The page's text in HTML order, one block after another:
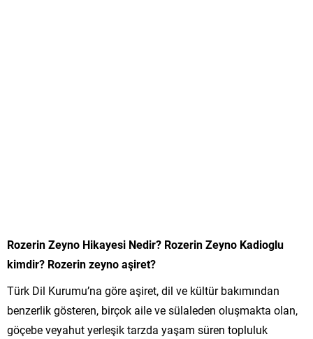
Rozerin Zeyno Hikayesi Nedir? Rozerin Zeyno Kadioglu
kimdir? Rozerin zeyno aşiret?
Türk Dil Kurumu’na göre aşiret, dil ve kültür bakımından
benzerlik gösteren, birçok aile ve sülaleden oluşmakta olan,
göçebe veyahut yerleşik tarzda yaşam süren topluluk